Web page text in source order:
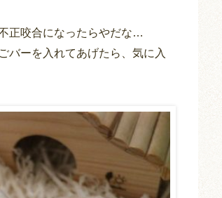
正咬合になったらやだな…
バーを入れてあげたら、気に入